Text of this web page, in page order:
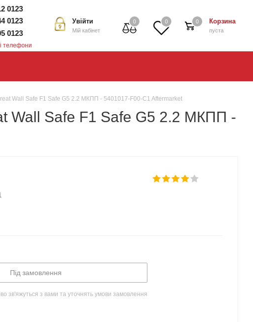
0 0 Корзина
пуста
0
Увійти
Мій кабінет
0123
0123
0123
телефони
Wall Safe F1 Safe G5 2.2 МКПП - 5401017-F00-C1 Aftermarket
Wall Safe F1 Safe G5 2.2 МКПП -
Під замовлення
зв'яжуться з вами та уточнять умови замовлення